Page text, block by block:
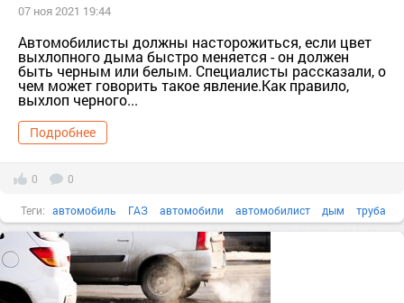
07 ноя 2021 19:44
Автомобилисты должны насторожиться, если цвет
выхлопного дыма быстро меняется - он должен
быть черным или белым. Специалисты рассказали, о
чем может говорить такое явление.Как правило,
выхлоп черного...
Подробнее
0 0
Теги: автомобиль ГАЗ автомобили автомобилист дым труба